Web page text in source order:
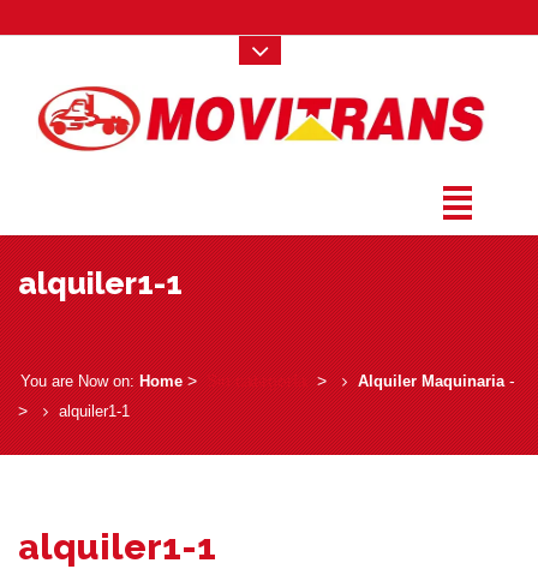
alquiler1-1
You are Now on:Home­ > ­Sin categoría­ > ­ Alquiler Maquinaria­
> ­
alquiler1-1
alquiler1-1